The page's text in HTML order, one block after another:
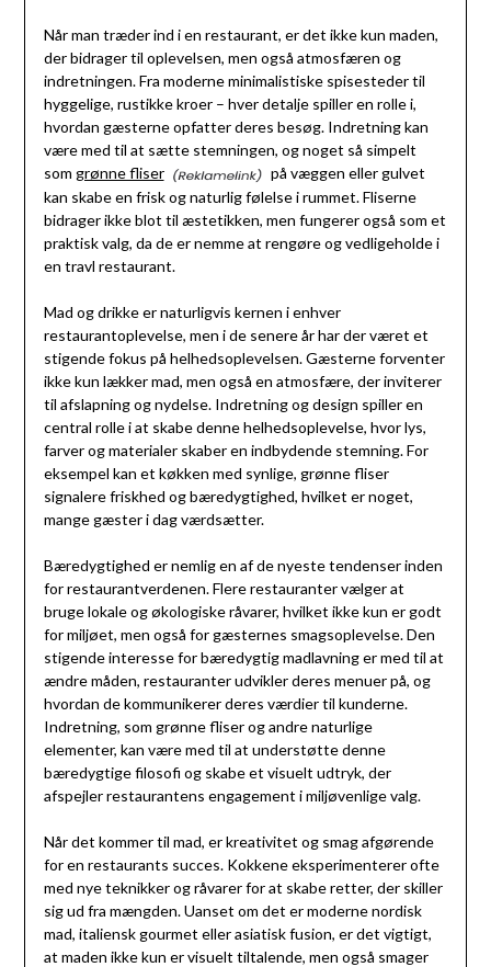
Når man træder ind i en restaurant, er det ikke kun maden,
der bidrager til oplevelsen, men også atmosfæren og
indretningen. Fra moderne minimalistiske spisesteder til
hyggelige, rustikke kroer – hver detalje spiller en rolle i,
hvordan gæsterne opfatter deres besøg. Indretning kan
være med til at sætte stemningen, og noget så simpelt
som grønne fliser
på væggen eller gulvet
kan skabe en frisk og naturlig følelse i rummet. Fliserne
bidrager ikke blot til æstetikken, men fungerer også som et
praktisk valg, da de er nemme at rengøre og vedligeholde i
en travl restaurant.
Mad og drikke er naturligvis kernen i enhver
restaurantoplevelse, men i de senere år har der været et
stigende fokus på helhedsoplevelsen. Gæsterne forventer
ikke kun lækker mad, men også en atmosfære, der inviterer
til afslapning og nydelse. Indretning og design spiller en
central rolle i at skabe denne helhedsoplevelse, hvor lys,
farver og materialer skaber en indbydende stemning. For
eksempel kan et køkken med synlige, grønne fliser
signalere friskhed og bæredygtighed, hvilket er noget,
mange gæster i dag værdsætter.
Bæredygtighed er nemlig en af de nyeste tendenser inden
for restaurantverdenen. Flere restauranter vælger at
bruge lokale og økologiske råvarer, hvilket ikke kun er godt
for miljøet, men også for gæsternes smagsoplevelse. Den
stigende interesse for bæredygtig madlavning er med til at
ændre måden, restauranter udvikler deres menuer på, og
hvordan de kommunikerer deres værdier til kunderne.
Indretning, som grønne fliser og andre naturlige
elementer, kan være med til at understøtte denne
bæredygtige filosofi og skabe et visuelt udtryk, der
afspejler restaurantens engagement i miljøvenlige valg.
Når det kommer til mad, er kreativitet og smag afgørende
for en restaurants succes. Kokkene eksperimenterer ofte
med nye teknikker og råvarer for at skabe retter, der skiller
sig ud fra mængden. Uanset om det er moderne nordisk
mad, italiensk gourmet eller asiatisk fusion, er det vigtigt,
at maden ikke kun er visuelt tiltalende, men også smager